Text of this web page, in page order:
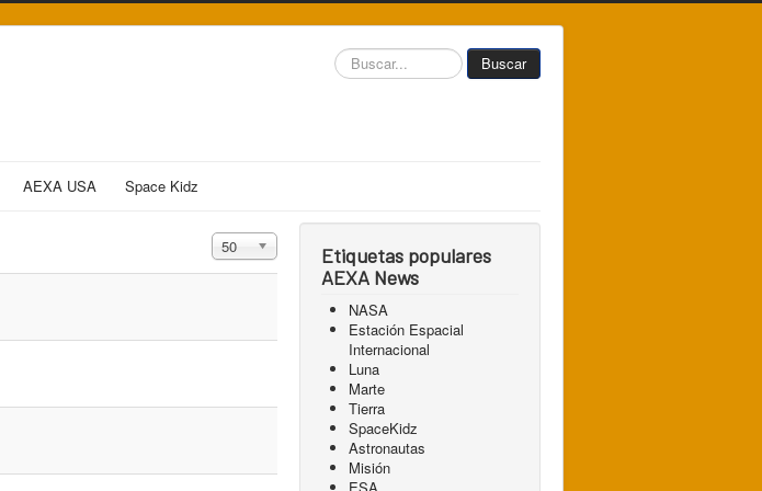
Buscar... Buscar
AEXA USA Space Kidz
Cantidad a mostrar
50
Etiquetas populares
AEXA News
NASA
Estación Espacial
Internacional
Luna
Marte
Tierra
SpaceKidz
Astronautas
Misión